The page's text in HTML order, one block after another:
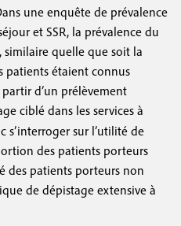
une enquête de prévalence
et SSR, la prévalence du
similaire quelle que soit la
patients étaient connus
d’un prélèvement
ciblé dans les services à
s’interroger sur l’utilité de
des patients porteurs
des patients porteurs non
de dépistage extensive à